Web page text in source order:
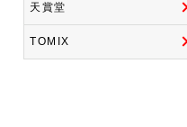
天賞堂
TOMIX